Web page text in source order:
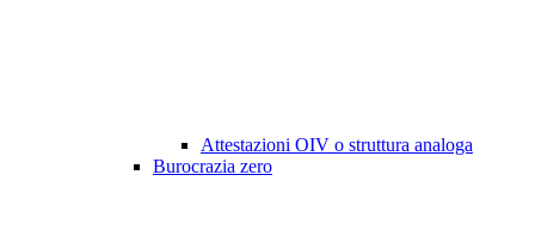
Attestazioni OIV o struttura analoga
Burocrazia zero